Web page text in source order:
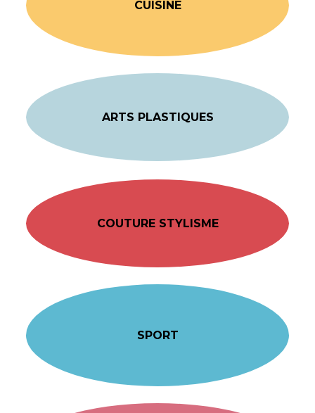
CUISINE
ARTS PLASTIQUES
COUTURE STYLISME
SPORT